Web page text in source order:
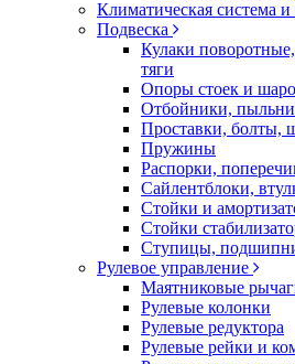
Климатическая система
Подвеска
Кулаки
тяги
Опоры стоек и
Отбойники,
Проставки, болты,
Пружины
Распорки,
Сайлентблоки,
Стойки и
Стойки
Ступицы,
Рулевое управление
Маятниковые
Рулевые колонки
Рулевые редуктора
Рулевые рейки и